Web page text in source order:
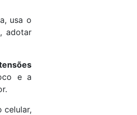
usa o
adotar
e a
celular,